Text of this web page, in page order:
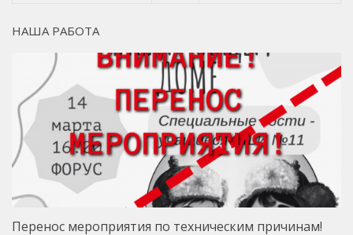
НАША РАБОТА
Перенос мероприятия по техническим причинам!